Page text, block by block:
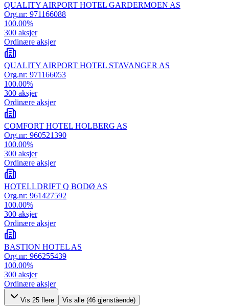
QUALITY AIRPORT HOTEL GARDERMOEN AS
Org.nr: 971166088
100.00%
300 aksjer
Ordinære aksjer
QUALITY AIRPORT HOTEL STAVANGER AS
Org.nr: 971166053
100.00%
300 aksjer
Ordinære aksjer
COMFORT HOTEL HOLBERG AS
Org.nr: 960521390
100.00%
300 aksjer
Ordinære aksjer
HOTELLDRIFT Q BODØ AS
Org.nr: 961427592
100.00%
300 aksjer
Ordinære aksjer
BASTION HOTEL AS
Org.nr: 966255439
100.00%
300 aksjer
Ordinære aksjer
Vis 25 flere Vis alle (46 gjenstående)